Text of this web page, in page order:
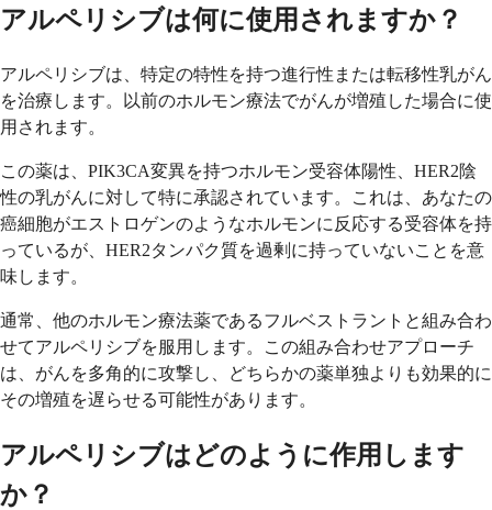
アルペリシブは何に使用されますか？
アルペリシブは、特定の特性を持つ進行性または転移性乳がん
を治療します。以前のホルモン療法でがんが増殖した場合に使
用されます。
この薬は、PIK3CA変異を持つホルモン受容体陽性、HER2陰
性の乳がんに対して特に承認されています。これは、あなたの
癌細胞がエストロゲンのようなホルモンに反応する受容体を持
っているが、HER2タンパク質を過剰に持っていないことを意
味します。
通常、他のホルモン療法薬であるフルベストラントと組み合わ
せてアルペリシブを服用します。この組み合わせアプローチ
は、がんを多角的に攻撃し、どちらかの薬単独よりも効果的に
その増殖を遅らせる可能性があります。
アルペリシブはどのように作用します
か？